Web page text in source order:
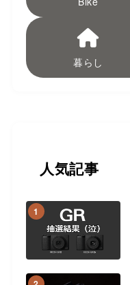
暮らし
人気記事
1